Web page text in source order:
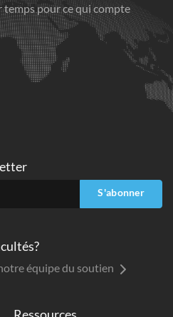
pour ce qui compte
S'abonner
équipe du soutien